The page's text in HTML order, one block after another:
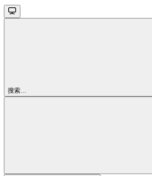
搜索...